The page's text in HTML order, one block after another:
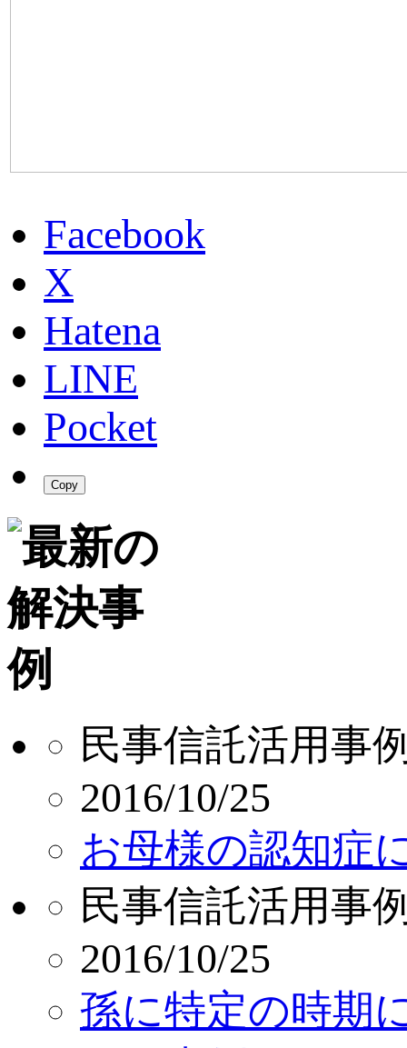
Facebook
X
Hatena
LINE
Pocket
Copy
民事信託活用事
2016/10/25
お母様の認知症
民事信託活用事
2016/10/25
孫に特定の時期